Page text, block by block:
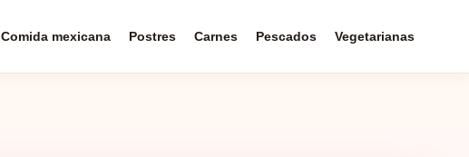
Comida mexicana Postres Carnes Pescados Vegetarianas